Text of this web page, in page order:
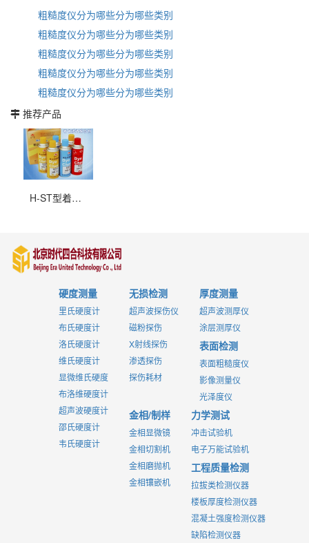
粗糙度仪分为哪些分为哪些类别
粗糙度仪分为哪些分为哪些类别
粗糙度仪分为哪些分为哪些类别
粗糙度仪分为哪些分为哪些类别
粗糙度仪分为哪些分为哪些类别
推荐产品
H-ST型着色渗透探伤剂
硬度测量
里氏硬度计
布氏硬度计
洛氏硬度计
维氏硬度计
显微维氏硬度
布洛维硬度计
超声波硬度计
邵氏硬度计
韦氏硬度计
无损检测
超声波探伤仪
磁粉探伤
X射线探伤
渗透探伤
探伤耗材
厚度测量
超声波测厚仪
涂层测厚仪
表面检测
表面粗糙度仪
影像测量仪
光泽度仪
金相/制样
金相显微镜
金相切割机
金相磨抛机
金相镶嵌机
力学测试
冲击试验机
电子万能试验机
工程质量检测
拉拔类检测仪器
楼板厚度检测仪器
混凝土强度检测仪器
缺陷检测仪器